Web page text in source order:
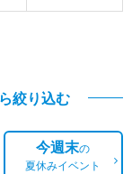
絞り込む
今週末の
夏休みイベント